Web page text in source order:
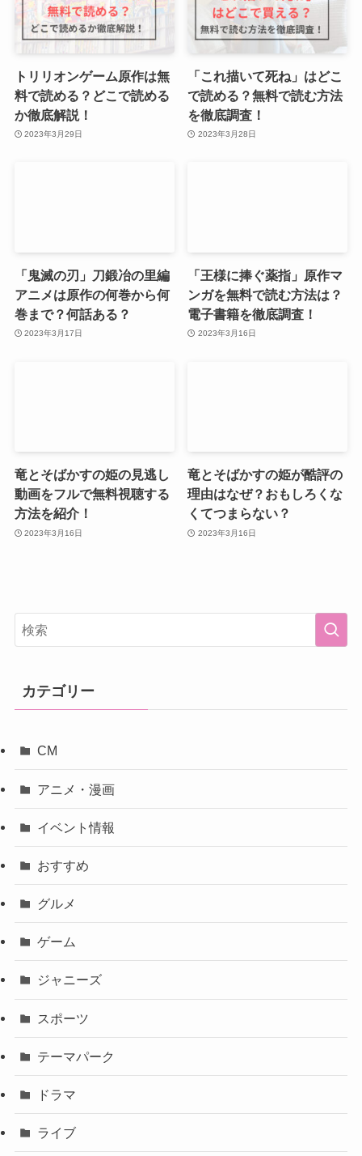
トリリオンゲーム原作は無
料で読める？どこで読める
か徹底解説！
2023年3月29日
「これ描いて死ね」はどこ
で読める？無料で読む方法
を徹底調査！
2023年3月28日
「鬼滅の刃」刀鍛冶の里編
アニメは原作の何巻から何
巻まで？何話ある？
2023年3月17日
「王様に捧ぐ薬指」原作マ
ンガを無料で読む方法は？
電子書籍を徹底調査！
2023年3月16日
竜とそばかすの姫の見逃し
動画をフルで無料視聴する
方法を紹介！
2023年3月16日
竜とそばかすの姫が酷評の
理由はなぜ？おもしろくな
くてつまらない？
2023年3月16日
カテゴリー
CM
アニメ・漫画
イベント情報
おすすめ
グルメ
ゲーム
ジャニーズ
スポーツ
テーマパーク
ドラマ
ライブ